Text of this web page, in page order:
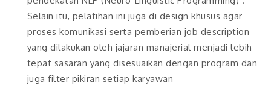
Selain itu, pelatihan ini juga di design khusus agar
proses komunikasi serta pemberian job description
yang dilakukan oleh jajaran manajerial menjadi lebih
tepat sasaran yang disesuaikan dengan program dan
juga filter pikiran setiap karyawan